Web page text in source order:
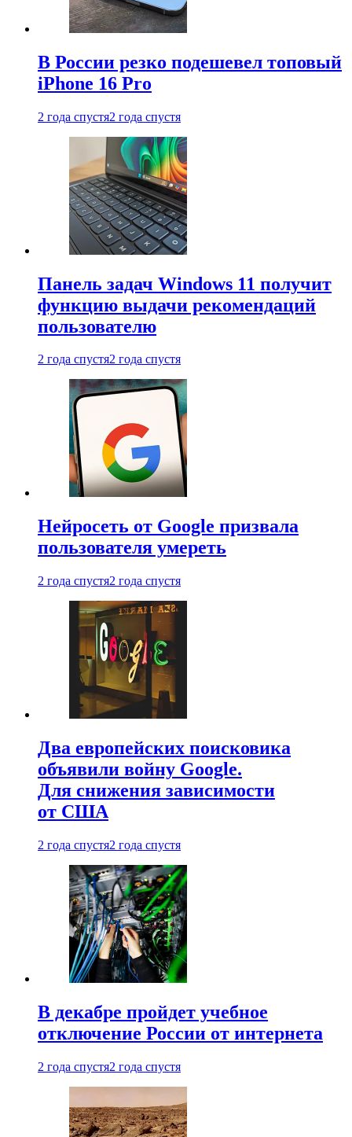
В России резко подешевел топовый
iPhone 16 Pro
2 года спустя2 года спустя
Панель задач Windows 11 получит
функцию выдачи рекомендаций
пользователю
2 года спустя2 года спустя
Нейросеть от Google призвала
пользователя умереть
2 года спустя2 года спустя
Два европейских поисковика
объявили войну Google.
Для снижения зависимости
от США
2 года спустя2 года спустя
В декабре пройдет учебное
отключение России от интернета
2 года спустя2 года спустя